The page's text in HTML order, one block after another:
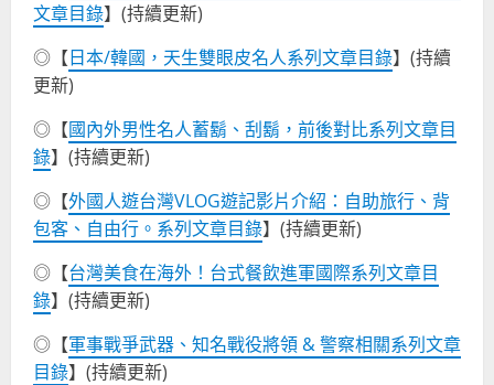
文章目錄】(持續更新)
◎【日本/韓國，天生雙眼皮名人系列文章目錄】(持續
更新)
◎【國內外男性名人蓄鬍、刮鬍，前後對比系列文章目
錄】(持續更新)
◎【外國人遊台灣VLOG遊記影片介紹：自助旅行、背
包客、自由行。系列文章目錄】(持續更新)
◎【台灣美食在海外！台式餐飲進軍國際系列文章目
錄】(持續更新)
◎【軍事戰爭武器、知名戰役將領 & 警察相關系列文章
目錄】(持續更新)